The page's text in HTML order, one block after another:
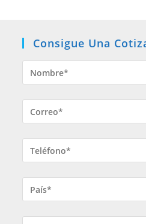
Consigue Una